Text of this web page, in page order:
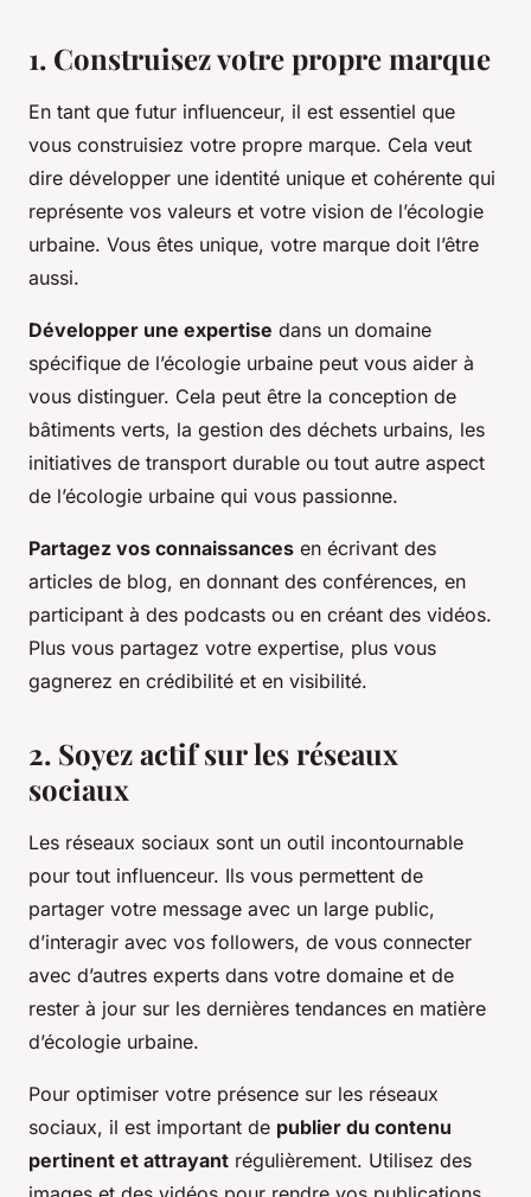
1. Construisez votre propre marque
En tant que futur influenceur, il est essentiel que
vous construisiez votre propre marque. Cela veut
dire développer une identité unique et cohérente qui
représente vos valeurs et votre vision de l’écologie
urbaine. Vous êtes unique, votre marque doit l’être
aussi.
Développer une expertise dans un domaine
spécifique de l’écologie urbaine peut vous aider à
vous distinguer. Cela peut être la conception de
bâtiments verts, la gestion des déchets urbains, les
initiatives de transport durable ou tout autre aspect
de l’écologie urbaine qui vous passionne.
Partagez vos connaissances en écrivant des
articles de blog, en donnant des conférences, en
participant à des podcasts ou en créant des vidéos.
Plus vous partagez votre expertise, plus vous
gagnerez en crédibilité et en visibilité.
2. Soyez actif sur les réseaux
sociaux
Les réseaux sociaux sont un outil incontournable
pour tout influenceur. Ils vous permettent de
partager votre message avec un large public,
d’interagir avec vos followers, de vous connecter
avec d’autres experts dans votre domaine et de
rester à jour sur les dernières tendances en matière
d’écologie urbaine.
Pour optimiser votre présence sur les réseaux
sociaux, il est important de publier du contenu
pertinent et attrayant régulièrement. Utilisez des